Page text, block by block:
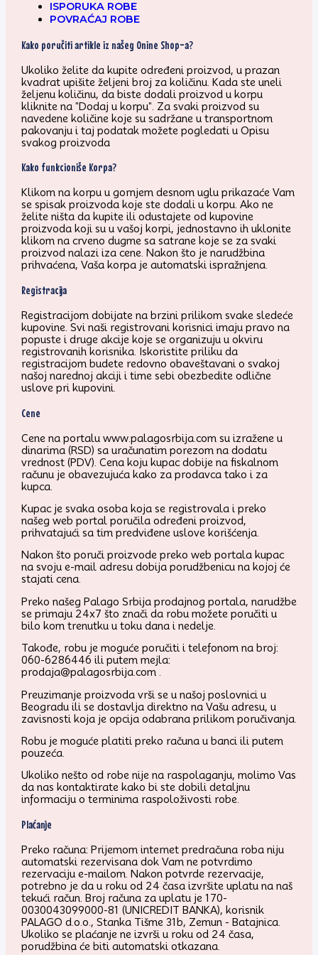
ISPORUKA ROBE
POVRAĆAJ ROBE
Kako poručiti artikle iz našeg Onine Shop-a?
Ukoliko želite da kupite određeni proizvod, u prazan
kvadrat upišite željeni broj za količinu. Kada ste uneli
željenu količinu, da biste dodali proizvod u korpu
kliknite na "Dodaj u korpu". Za svaki proizvod su
navedene količine koje su sadržane u transportnom
pakovanju i taj podatak možete pogledati u Opisu
svakog proizvoda
Kako funkcioniše Korpa?
Klikom na korpu u gornjem desnom uglu prikazaće Vam
se spisak proizvoda koje ste dodali u korpu. Ako ne
želite ništa da kupite ili odustajete od kupovine
proizvoda koji su u vašoj korpi, jednostavno ih uklonite
klikom na crveno dugme sa satrane koje se za svaki
proizvod nalazi iza cene. Nakon što je narudžbina
prihvaćena, Vaša korpa je automatski ispražnjena.
Registracija
Registracijom dobijate na brzini prilikom svake sledeće
kupovine. Svi naši registrovani korisnici imaju pravo na
popuste i druge akcije koje se organizuju u okviru
registrovanih korisnika. Iskoristite priliku da
registracijom budete redovno obaveštavani o svakoj
našoj narednoj akciji i time sebi obezbedite odlične
uslove pri kupovini.
Cene
Cene na portalu www.palagosrbija.com su izražene u
dinarima (RSD) sa uračunatim porezom na dodatu
vrednost (PDV). Cena koju kupac dobije na fiskalnom
računu je obavezujuća kako za prodavca tako i za
kupca.
Kupac je svaka osoba koja se registrovala i preko
našeg web portal poručila određeni proizvod,
prihvatajući sa tim predviđene uslove korišćenja.
Nakon što poruči proizvode preko web portala kupac
na svoju e-mail adresu dobija porudžbenicu na kojoj će
stajati cena.
Preko našeg Palago Srbija prodajnog portala, narudžbe
se primaju 24x7 što znači da robu možete poručiti u
bilo kom trenutku u toku dana i nedelje.
Takođe, robu je moguće poručiti i telefonom na broj:
060-6286446 ili putem mejla:
prodaja@palagosrbija.com .
Preuzimanje proizvoda vrši se u našoj poslovnici u
Beogradu ili se dostavlja direktno na Vašu adresu, u
zavisnosti koja je opcija odabrana prilikom poručivanja.
Robu je moguće platiti preko računa u banci ili putem
pouzeća.
Ukoliko nešto od robe nije na raspolaganju, molimo Vas
da nas kontaktirate kako bi ste dobili detaljnu
informaciju o terminima raspoloživosti robe.
Plaćanje
Preko računa: Prijemom internet predračuna roba niju
automatski rezervisana dok Vam ne potvrdimo
rezervaciju e-mailom. Nakon potvrde rezervacije,
potrebno je da u roku od 24 časa izvršite uplatu na naš
tekući račun. Broj računa za uplatu je 170-
0030043099000-81 (UNICREDIT BANKA), korisnik
PALAGO d.o.o., Stanka Tišme 31b, Zemun - Batajnica.
Ukoliko se plaćanje ne izvrši u roku od 24 časa,
porudžbina će biti automatski otkazana.